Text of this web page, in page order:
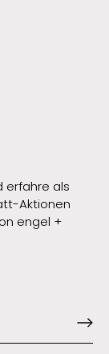
erfahre als
Aktionen
engel +